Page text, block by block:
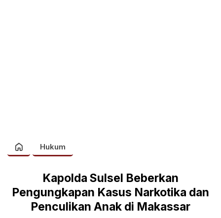
Hukum
Kapolda Sulsel Beberkan
Pengungkapan Kasus Narkotika dan
Penculikan Anak di Makassar